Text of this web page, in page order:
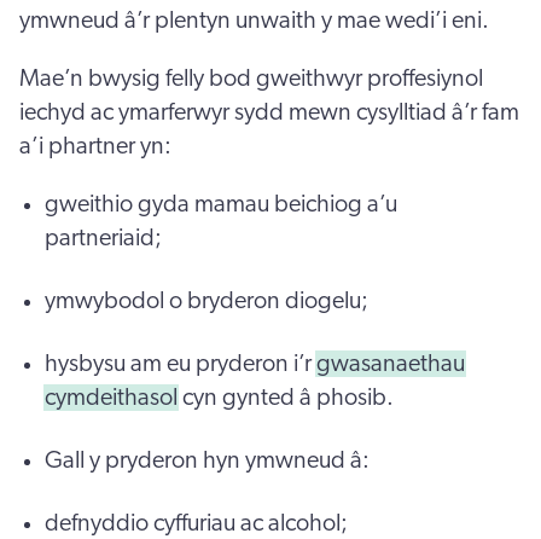
ymwneud â’r plentyn unwaith y mae wedi’i eni.
Mae’n bwysig felly bod gweithwyr proffesiynol
iechyd ac ymarferwyr sydd mewn cysylltiad â’r fam
a’i phartner yn:
gweithio gyda mamau beichiog a’u
partneriaid;
ymwybodol o bryderon diogelu;
hysbysu am eu pryderon i’rgwasanaethau
cymdeithasol cyn gynted â phosib.
Gall y pryderon hyn ymwneud â:
defnyddio cyffuriau ac alcohol;